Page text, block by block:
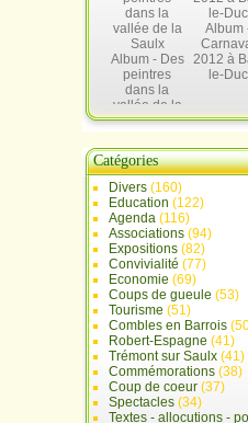
Album - Des
peintres
dans la
vallée de la
Saulx
Album
2012 à
le-Duc
Catégories
Divers (160)
Education (122)
Agenda (116)
Associations (94)
Expositions (82)
Convivialité (77)
Economie (69)
Coups de gueule (53)
Tourisme (51)
Combles en Barrois
Robert-Espagne (41)
Trémont sur Saulx (41)
Commémorations (38)
Coup de coeur (37)
Spectacles (34)
Textes - allocutions -